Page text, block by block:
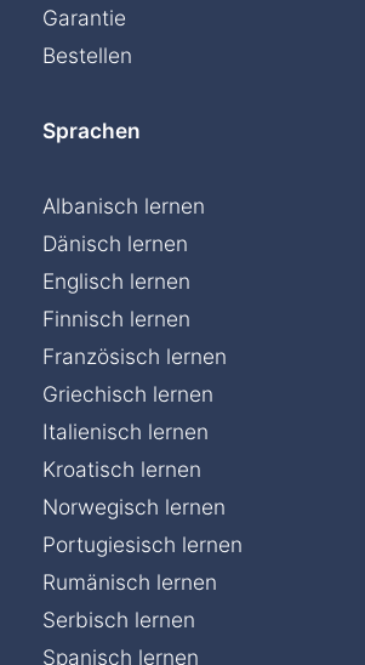
Garantie
Bestellen
Sprachen
Albanisch lernen
Dänisch lernen
Englisch lernen
Finnisch lernen
Französisch lernen
Griechisch lernen
Italienisch lernen
Kroatisch lernen
Norwegisch lernen
Portugiesisch lernen
Rumänisch lernen
Serbisch lernen
Spanisch lernen